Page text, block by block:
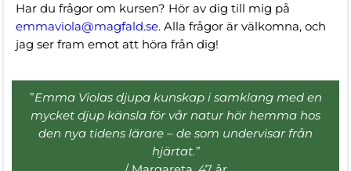
Har du frågor om kursen? Hör av dig till mig på
emmaviola@magfald.se. Alla frågor är välkomna, och
jag ser fram emot att höra från dig!
”Emma Violas djupa kunskap i samklang med en
mycket djup känsla för vår natur hör hemma hos
den nya tidens lärare – de som undervisar från
hjärtat.”